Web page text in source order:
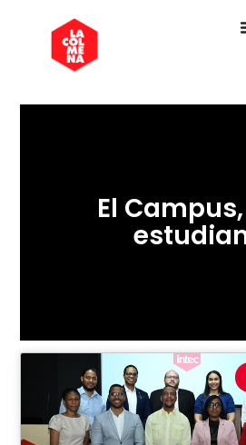
El Campus,